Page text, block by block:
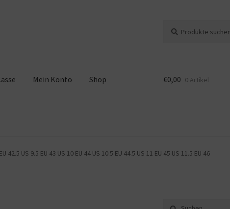
nach:
Mein Konto Shop
Warenkorb
€0,00 0 Artikel
US 9.5 EU 43 US 10 EU 44 US 10.5 EU 44.5 US 11 EU 45 US 11.5 EU 46